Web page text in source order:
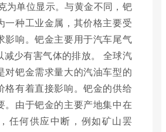
为单位显示。与黄金不同，钯
一种工业金属，其价格主要受
影响。钯金主要用于汽车尾气
减少有害气体的排放。 全球汽
对钯金需求量大的汽油车型的
格有着直接影响。钯金的供给
。由于钯金的主要产地集中在
任何供应中断，例如矿山罢